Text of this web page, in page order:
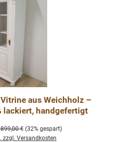
aus Weichholz –
lackiert, handgefertigt
Preis:
€ (32% gespart)
zzgl. Versandkosten